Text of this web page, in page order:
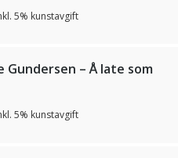
5% kunstavgift
Gundersen – Å late som
5% kunstavgift